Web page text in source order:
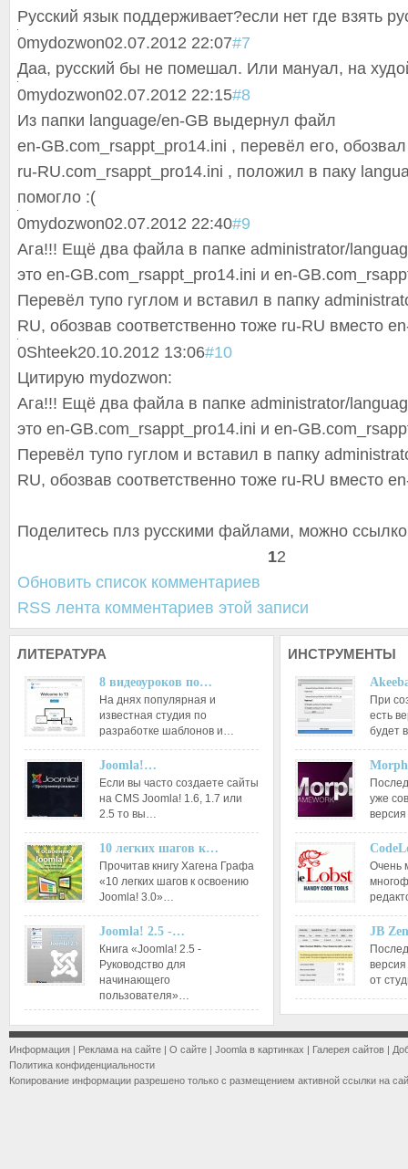
Русский язык поддерживает?если нет где взять
0mydozwon02.07.2012 22:07#7
Даа, русский бы не помешал. Или мануал, на
0mydozwon02.07.2012 22:15#8
Из папки language/en-GB выдернул файл
en-GB.com_rsappt_pro14.ini , перевёл его, обозвал
ru-RU.com_rsappt_pro14.ini , положил в паку
помогло :(
0mydozwon02.07.2012 22:40#9
Ага!!! Ещё два файла в папке administrator/
это en-GB.com_rsappt_pro14.ini и en-
Перевёл тупо гуглом и вставил в папку
RU, обозвав соответственно тоже ru-RU вместо
0Shteek20.10.2012 13:06#10
Цитирую mydozwon:
Ага!!! Ещё два файла в папке administrator/
это en-GB.com_rsappt_pro14.ini и en-
Перевёл тупо гуглом и вставил в папку
RU, обозвав соответственно тоже ru-RU вместо
Поделитесь плз русскими файлами, можно
12
Обновить список комментариев
RSS лента комментариев этой записи
ЛИТЕРАТУРА
8 видеоуроков по…
На днях популярная и
известная студия по
разработке шаблонов и…
Joomla!…
Если вы часто создаете сайты
на CMS Joomla! 1.6, 1.7 или
2.5 то вы…
10 легких шагов к…
Прочитав книгу Хагена Графа
«10 легких шагов к освоению
Joomla! 3.0»…
Joomla! 2.5 -…
Книга «Joomla! 2.5 -
Руководство для
начинающего
пользователя»…
ИНСТРУМЕНТЫ
При
есть
будет
уже
Очень
JB
от
Информация | Реклама на сайте | О сайте | Joomla в картинках | Галерея сайтов |
Политика конфиденциальности
Копирование информации разрешено только с размещением активной ссылки на